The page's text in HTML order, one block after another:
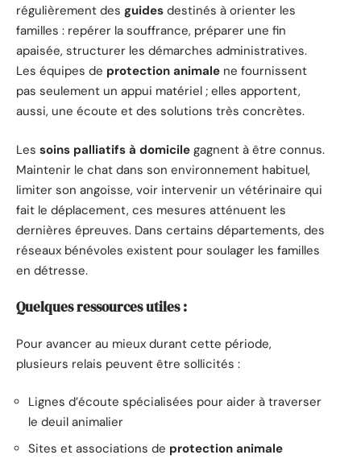
régulièrement des guides destinés à orienter les
familles : repérer la souffrance, préparer une fin
apaisée, structurer les démarches administratives.
Les équipes de protection animale ne fournissent
pas seulement un appui matériel ; elles apportent,
aussi, une écoute et des solutions très concrètes.
Les soins palliatifs à domicile gagnent à être connus.
Maintenir le chat dans son environnement habituel,
limiter son angoisse, voir intervenir un vétérinaire qui
fait le déplacement, ces mesures atténuent les
dernières épreuves. Dans certains départements, des
réseaux bénévoles existent pour soulager les familles
en détresse.
Quelques ressources utiles :
Pour avancer au mieux durant cette période,
plusieurs relais peuvent être sollicités :
Lignes d’écoute spécialisées pour aider à traverser
le deuil animalier
Sites et associations de protection animale